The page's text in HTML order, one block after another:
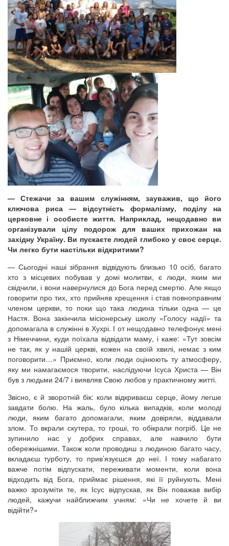
— Стежачи за вашим служінням, зауважив, що його
ключова риса — відсутність формалізму, поділу на
церковне і особисте життя. Наприклад, нещодавно ви
організували цілу подорож для ваших прихожан на
західну Україну. Ви пускаєте людей глибоко у своє серце.
Чи легко бути настільки відкритими?
— Сьогодні наші зібрання відвідують близько 10 осіб, багато
хто з місцевих побував у домі молитви, є люди, яким ми
свідчили, і вони навернулися до Бога перед смертю. Але якщо
говорити про тих, хто прийняв хрещення і став повноправним
членом церкви, то поки що така людина тільки одна — це
Настя. Вона закінчила місіонерську школу «Голосу надії» та
допомагала в служінні в Хухрі. І от нещодавно телефонує мені
з Німеччини, куди поїхала відвідати маму, і каже: «Тут зовсім
не так, як у нашій церкві, кожен на своїй хвилі, немає з ким
поговорити…» Приємно, коли люди оцінюють ту атмосферу,
яку ми намагаємося творити, наслідуючи Ісуса Христа — Він
був з людьми 24/7 і виявляв Свою любов у практичному житті.
Звісно, є й зворотній бік: коли відкриваєш серце, йому легше
завдати болю. На жаль, було кілька випадків, коли молоді
люди, яким багато допомагали, яким довіряли, віддавали
злом. То вкрали скутера, то гроші, то обікрали погріб. Це не
зупинило нас у добрих справах, але навчило бути
обережнішими. Також коли проводиш з людиною багато часу,
вкладаєш турботу, то прив’язуєшся до неї. І тому набагато
важче потім відпускати, переживати моменти, коли вона
відходить від Бога, приймає рішення, які її руйнують. Мені
важко зрозуміти те, як Ісус відпускав, як Він поважав вибір
людей, кажучи найближчим учням: «Чи не хочете й ви
відійти?»